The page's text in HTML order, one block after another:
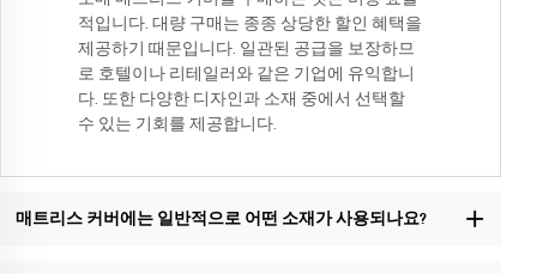
적입니다. 대량 구매는 종종 상당한 할인 혜택을
제공하기 때문입니다. 일관된 공급을 보장하므
로 호텔이나 리테일러와 같은 기업에 유익합니
다. 또한 다양한 디자인과 소재 중에서 선택할
수 있는 기회를 제공합니다.
매트리스 커버에는 일반적으로 어떤 소재가 사용되나요?